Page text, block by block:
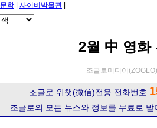
문학 사이버박물관
2월 中 영화
조글로미디어
조글로 위챗(微信)전용 전화번호
조글로의 모든 뉴스와 정보를 무료로